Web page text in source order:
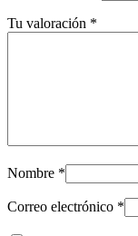
Tu valoración *
Nombre *
Correo electrónico *